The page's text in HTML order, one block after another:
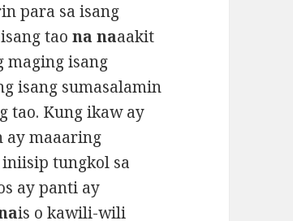
para sa isang
taona naaakit
maging isang
isang sumasalamin
tao. Kung ikaw ay
ay maaaring
tungkol sa
ay panti ay
is o kawili-wili